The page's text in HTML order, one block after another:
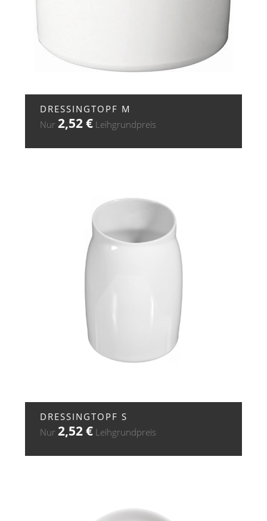
DRESSINGTOPF M
Nur2,52€ Leihgrundpreis
DRESSINGTOPF S
Nur2,52€ Leihgrundpreis